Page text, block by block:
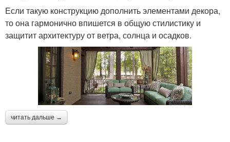
Если такую конструкцию дополнить элементами декора,
то она гармонично впишется в общую стилистику и
защитит архитектуру от ветра, солнца и осадков.
читать дальше →